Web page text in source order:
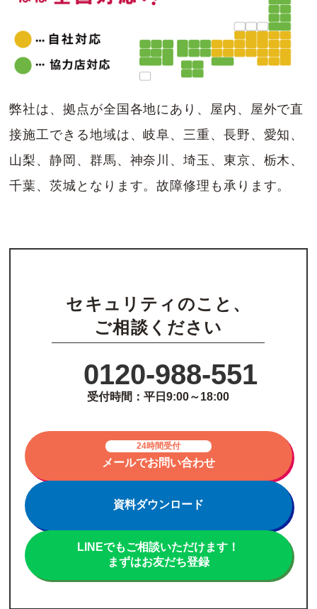
弊社は、拠点が全国各地にあり、屋内、屋外で直
接施工できる地域は、岐阜、三重、長野、愛知、
山梨、静岡、群馬、神奈川、埼玉、東京、栃木、
千葉、茨城となります。故障修理も承ります。
セキュリティのこと、
ご相談ください
0120-988-551
受付時間：平日9:00～18:00
24時間受付
メールでお問い合わせ
資料ダウンロード
LINEでもご相談いただけます！
まずはお友だち登録